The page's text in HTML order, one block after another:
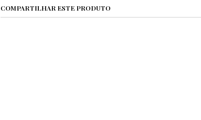
COMPARTILHAR ESTE PRODUTO